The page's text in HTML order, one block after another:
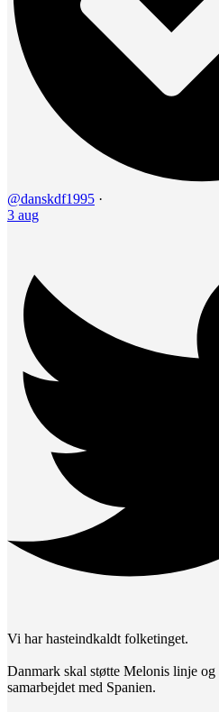
@danskdf1995 ·
3 aug
Vi har hasteindkaldt folketinget.
Danmark skal støtte Melonis linje og
samarbejdet med Spanien.